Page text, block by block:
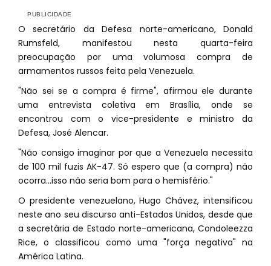
O secretário da Defesa norte-americano, Donald
Rumsfeld, manifestou nesta quarta-feira
preocupação por uma volumosa compra de
armamentos russos feita pela Venezuela.
"Não sei se a compra é firme", afirmou ele durante
uma entrevista coletiva em Brasília, onde se
encontrou com o vice-presidente e ministro da
Defesa, José Alencar.
"Não consigo imaginar por que a Venezuela necessita
de 100 mil fuzis AK-47. Só espero que (a compra) não
ocorra...isso não seria bom para o hemisfério."
O presidente venezuelano, Hugo Chávez, intensificou
neste ano seu discurso anti-Estados Unidos, desde que
a secretária de Estado norte-americana, Condoleezza
Rice, o classificou como uma "força negativa" na
América Latina.